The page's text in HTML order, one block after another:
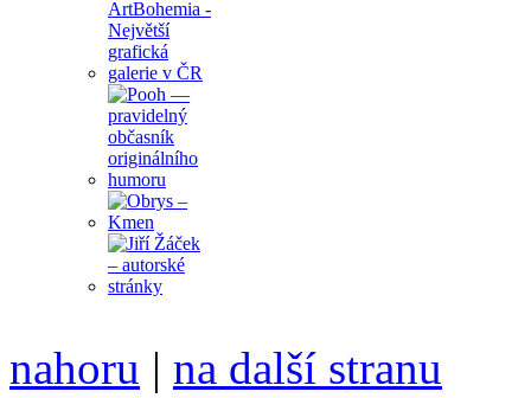
nahoru | na další stranu